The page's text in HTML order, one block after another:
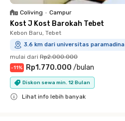
Coliving • Campur
Kost J Kost Barokah Tebet
Kebon Baru, Tebet
3.6 km dari universitas paramadina
mulai dari Rp2.000.000
-11% Rp1.770.000 /bulan
Diskon sewa min. 12 Bulan
Lihat info lebih banyak